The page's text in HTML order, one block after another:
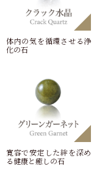
体内の気を循環させる浄
化の石
寛容で安定した絆を深め
る健康と癒しの石